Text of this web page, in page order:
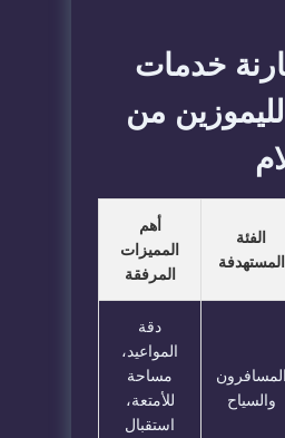
خدمات
من
الفئة
المستهدفة
أهم
المميزات
المرفقة
المسافرون
والسياح
دقة
المواعيد،
مساحة
للأمتعة،
استقبال